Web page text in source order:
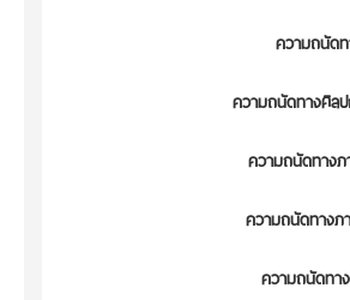
ความถนัดท
ความถนัดทางศิล
ความถนัดทางภ
ความถนัดทางภ
ความถนัดทา